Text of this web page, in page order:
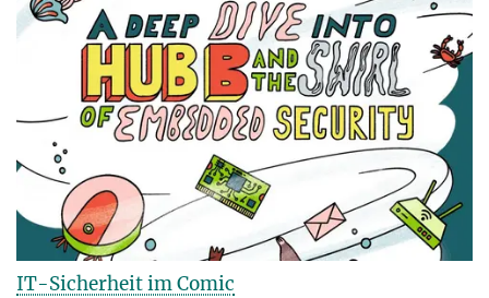
IT-Sicherheit im Comic